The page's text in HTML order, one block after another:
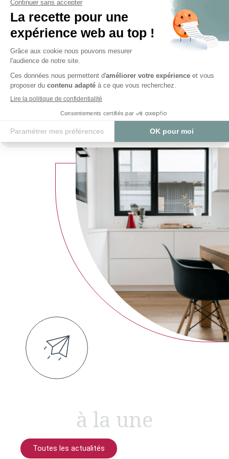
envies
Racontez-nousvotre projet
& notre équipe d’experts
s’occupe du reste
à la une
Toutes les actualités